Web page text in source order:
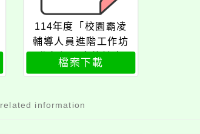
114年度「校園霸凌
輔導人員進階工作坊
北部場」實施計畫
檔案下載
related information